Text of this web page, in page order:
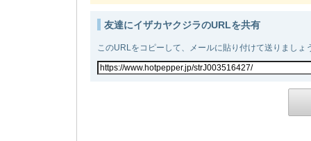
友達にイザカヤクジラのURLを共有
このURLをコピーして、メールに貼り付けて送りましょ